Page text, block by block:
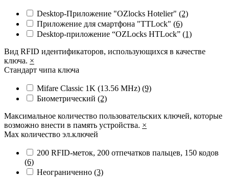
Desktop-Приложение "OZlocks Hotelier" (2)
Приложение для смартфона "TTLock" (6)
Desktop-приложение “OZLocks HTLock” (1)
Вид RFID идентификаторов, использующихся в качестве
ключа. ×
Стандарт чипа ключа
Mifare Classic 1K (13.56 MHz) (9)
Биометрический (2)
Максимальное количество пользовательских ключей, которые
возможно внести в память устройства. ×
Max количество эл.ключей
200 RFID-меток, 200 отпечатков пальцев, 150 кодов
(6)
Неограниченно (3)